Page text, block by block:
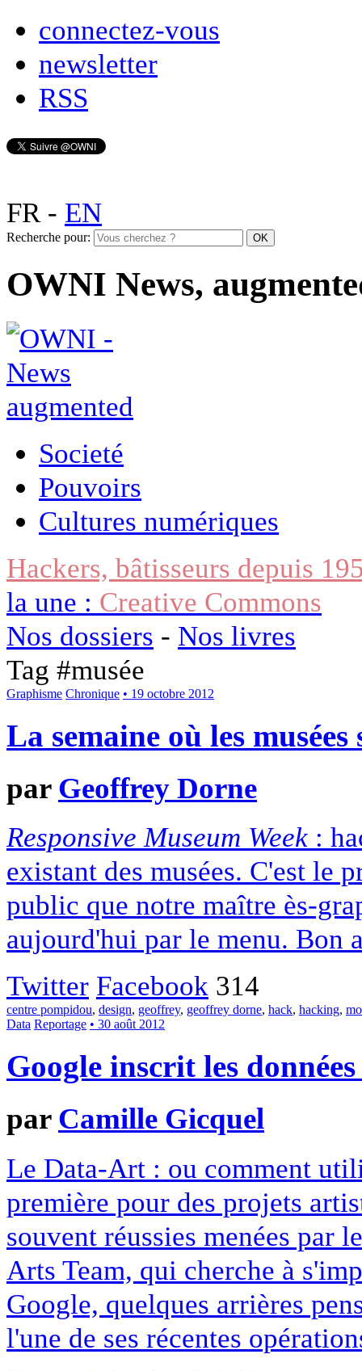
connectez-vous
newsletter
RSS
FR- EN
Recherche pour:
OWNI News,
Societé
Pouvoirs
Cultures numériques
Hackers, bâtisseurs depuis
la une : Creative Commons
Nos dossiers - Nos livres
Tag #musée
Graphisme Chronique • 19 octobre 2012
La semaine où les
par Geoffrey Dorne
Responsive Museum Week :
existant des musées. C'est le
public que notre maître ès-
aujourd'hui par le menu. Bon
Twitter Facebook 314
centre pompidou, design, geoffrey, geoffrey dorne, hack, hacking,
Data Reportage • 30 août 2012
Google inscrit les
par Camille Gicquel
Le Data-Art : ou comment
première pour des projets
souvent réussies menées par
Arts Team, qui cherche à
Google, quelques arrières
l'une de ses récentes